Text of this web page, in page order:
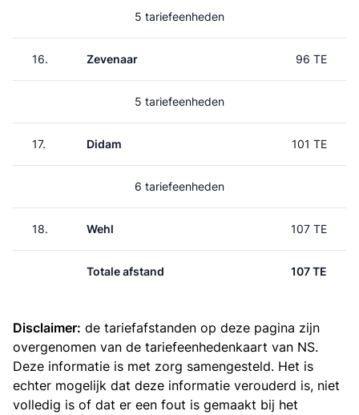
5 tariefeenheden
16. Zevenaar 96 TE
5 tariefeenheden
17. Didam 101 TE
6 tariefeenheden
18. Wehl 107 TE
Totale afstand 107 TE
Disclaimer: de tariefafstanden op deze pagina zijn
overgenomen van de tariefeenhedenkaart van NS.
Deze informatie is met zorg samengesteld. Het is
echter mogelijk dat deze informatie verouderd is, niet
volledig is of dat er een fout is gemaakt bij het